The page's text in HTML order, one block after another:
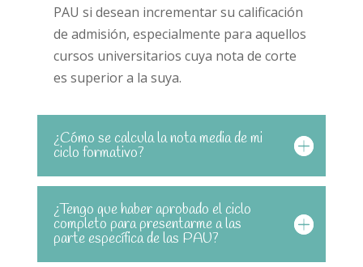
PAU si desean incrementar su calificación
de admisión, especialmente para aquellos
cursos universitarios cuya nota de corte
es superior a la suya.
¿Cómo se calcula la nota media de mi
ciclo formativo?
¿Tengo que haber aprobado el ciclo
completo para presentarme a las
parte específica de las PAU?